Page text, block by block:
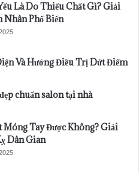
Là Do Thiếu Chất Gì? Giải
Nhân Phổ Biến
Và Hướng Điều Trị Dứt Điểm
chuẩn salon tại nhà
Móng Tay Được Không? Giải
Dân Gian